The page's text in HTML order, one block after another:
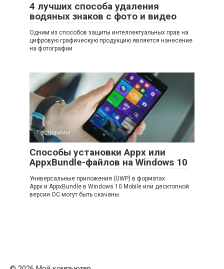
4 лучших способа удаления
водяных знаков с фото и видео
Одним из способов защиты интеллектуальных прав на
цифровую графическую продукцию является нанесение
на фотографии
Программы
Способы установки Appx или
AppxBundle-файлов на Windows 10
Универсальные приложения (UWP) в форматах
Appx и AppxBundle в Windows 10 Mobile или десктопной
версии ОС могут быть скачаны